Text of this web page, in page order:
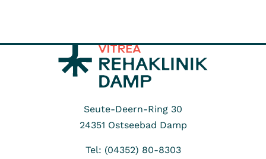
Seute-Deern-Ring 30
24351 Ostseebad Damp
Tel: (04352) 80-8303